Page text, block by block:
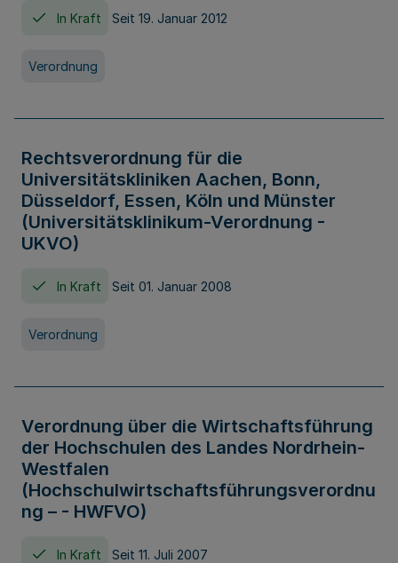
In Kraft Seit 19. Januar 2012
Verordnung
Rechtsverordnung für die
Universitätskliniken Aachen, Bonn,
Düsseldorf, Essen, Köln und Münster
(Universitätsklinikum-Verordnung -
UKVO)
In Kraft Seit 01. Januar 2008
Verordnung
Verordnung über die Wirtschaftsführung
der Hochschulen des Landes Nordrhein-
Westfalen
(Hochschulwirtschaftsführungsverordnu
ng – - HWFVO)
In Kraft Seit 11. Juli 2007